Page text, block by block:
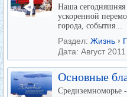
Наша
ускоренной
города, события...
Раздел: Жизнь ›
Дата: Август
Основные
Средиземноморье